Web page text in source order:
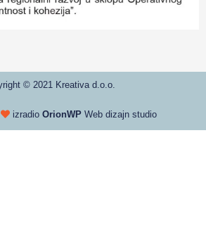
© 2021 Kreativa d.o.o.
izradio OrionWP Web dizajn studio